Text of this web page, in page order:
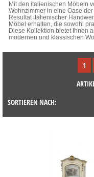
Mit den italienischen Möbeln
Wohnzimmer in eine Oase
Resultat italienischer
Möbel erhalten, die sowohl
Diese Kollektion bietet Ihnen
modernen und klassischen
1
SORTIEREN NACH: